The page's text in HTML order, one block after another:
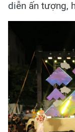
diễn ấn tượng,